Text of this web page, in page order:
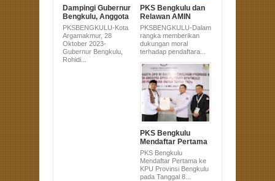
Dampingi Gubernur
Bengkulu, Anggota
DPRD Sujono Hadir
di Pembagian
Alsintan untuk
Masyarakat
Bengkulu Utara
PKSBENGKULU-Kota
Argamakmur, 28
Oktober 2023-
Gubernur Bengkulu,
Rohidi...
PKS Bengkulu dan
Relawan AMIN
Serahkan Dukungan
Pasangan Anies-
Muhaimin Ke KPU
PKSBENGKULU-Dalam
rangka memberikan
dukungan moral
terhadap pendaftara...
PKS Bengkulu
Mendaftar Pertama
ke KPU Provinsi
Bengkulu pada
Tanggal 8 Pukul 8
PKS Bengkulu
Mendaftar Pertama ke
KPU Provinsi Bengkulu
pada Tanggal 8...